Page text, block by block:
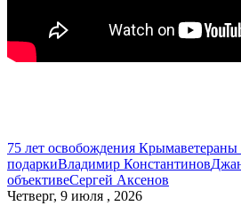
75 лет освобождения Крыма
подаркиВладимир Константинов
объективеСергей Аксенов
Четверг, 9 июля , 2026